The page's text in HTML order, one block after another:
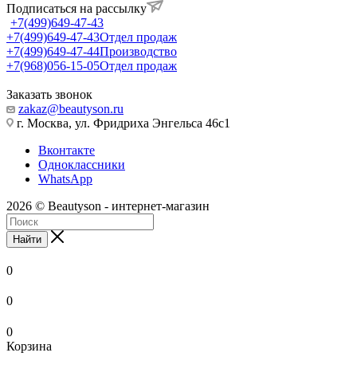
Подписаться на рассылку
+7(499)649-47-43
+7(499)649-47-43Отдел продаж
+7(499)649-47-44Производство
+7(968)056-15-05Отдел продаж
Заказать звонок
zakaz@beautyson.ru
г. Москва, ул. Фридриха Энгельса 46с1
Вконтакте
Одноклассники
WhatsApp
2026 © Beautyson - интернет-магазин
Найти
0
0
0
Корзина